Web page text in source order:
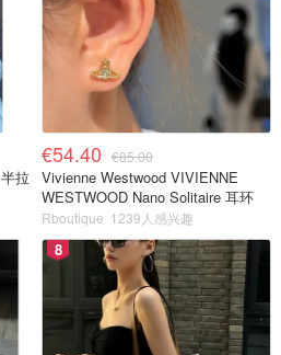
拉
€54.40 €85.00
Vivienne Westwood VIVIENNE
WESTWOOD Nano Solitaire 耳环
Rboutique 1239人感兴趣
8